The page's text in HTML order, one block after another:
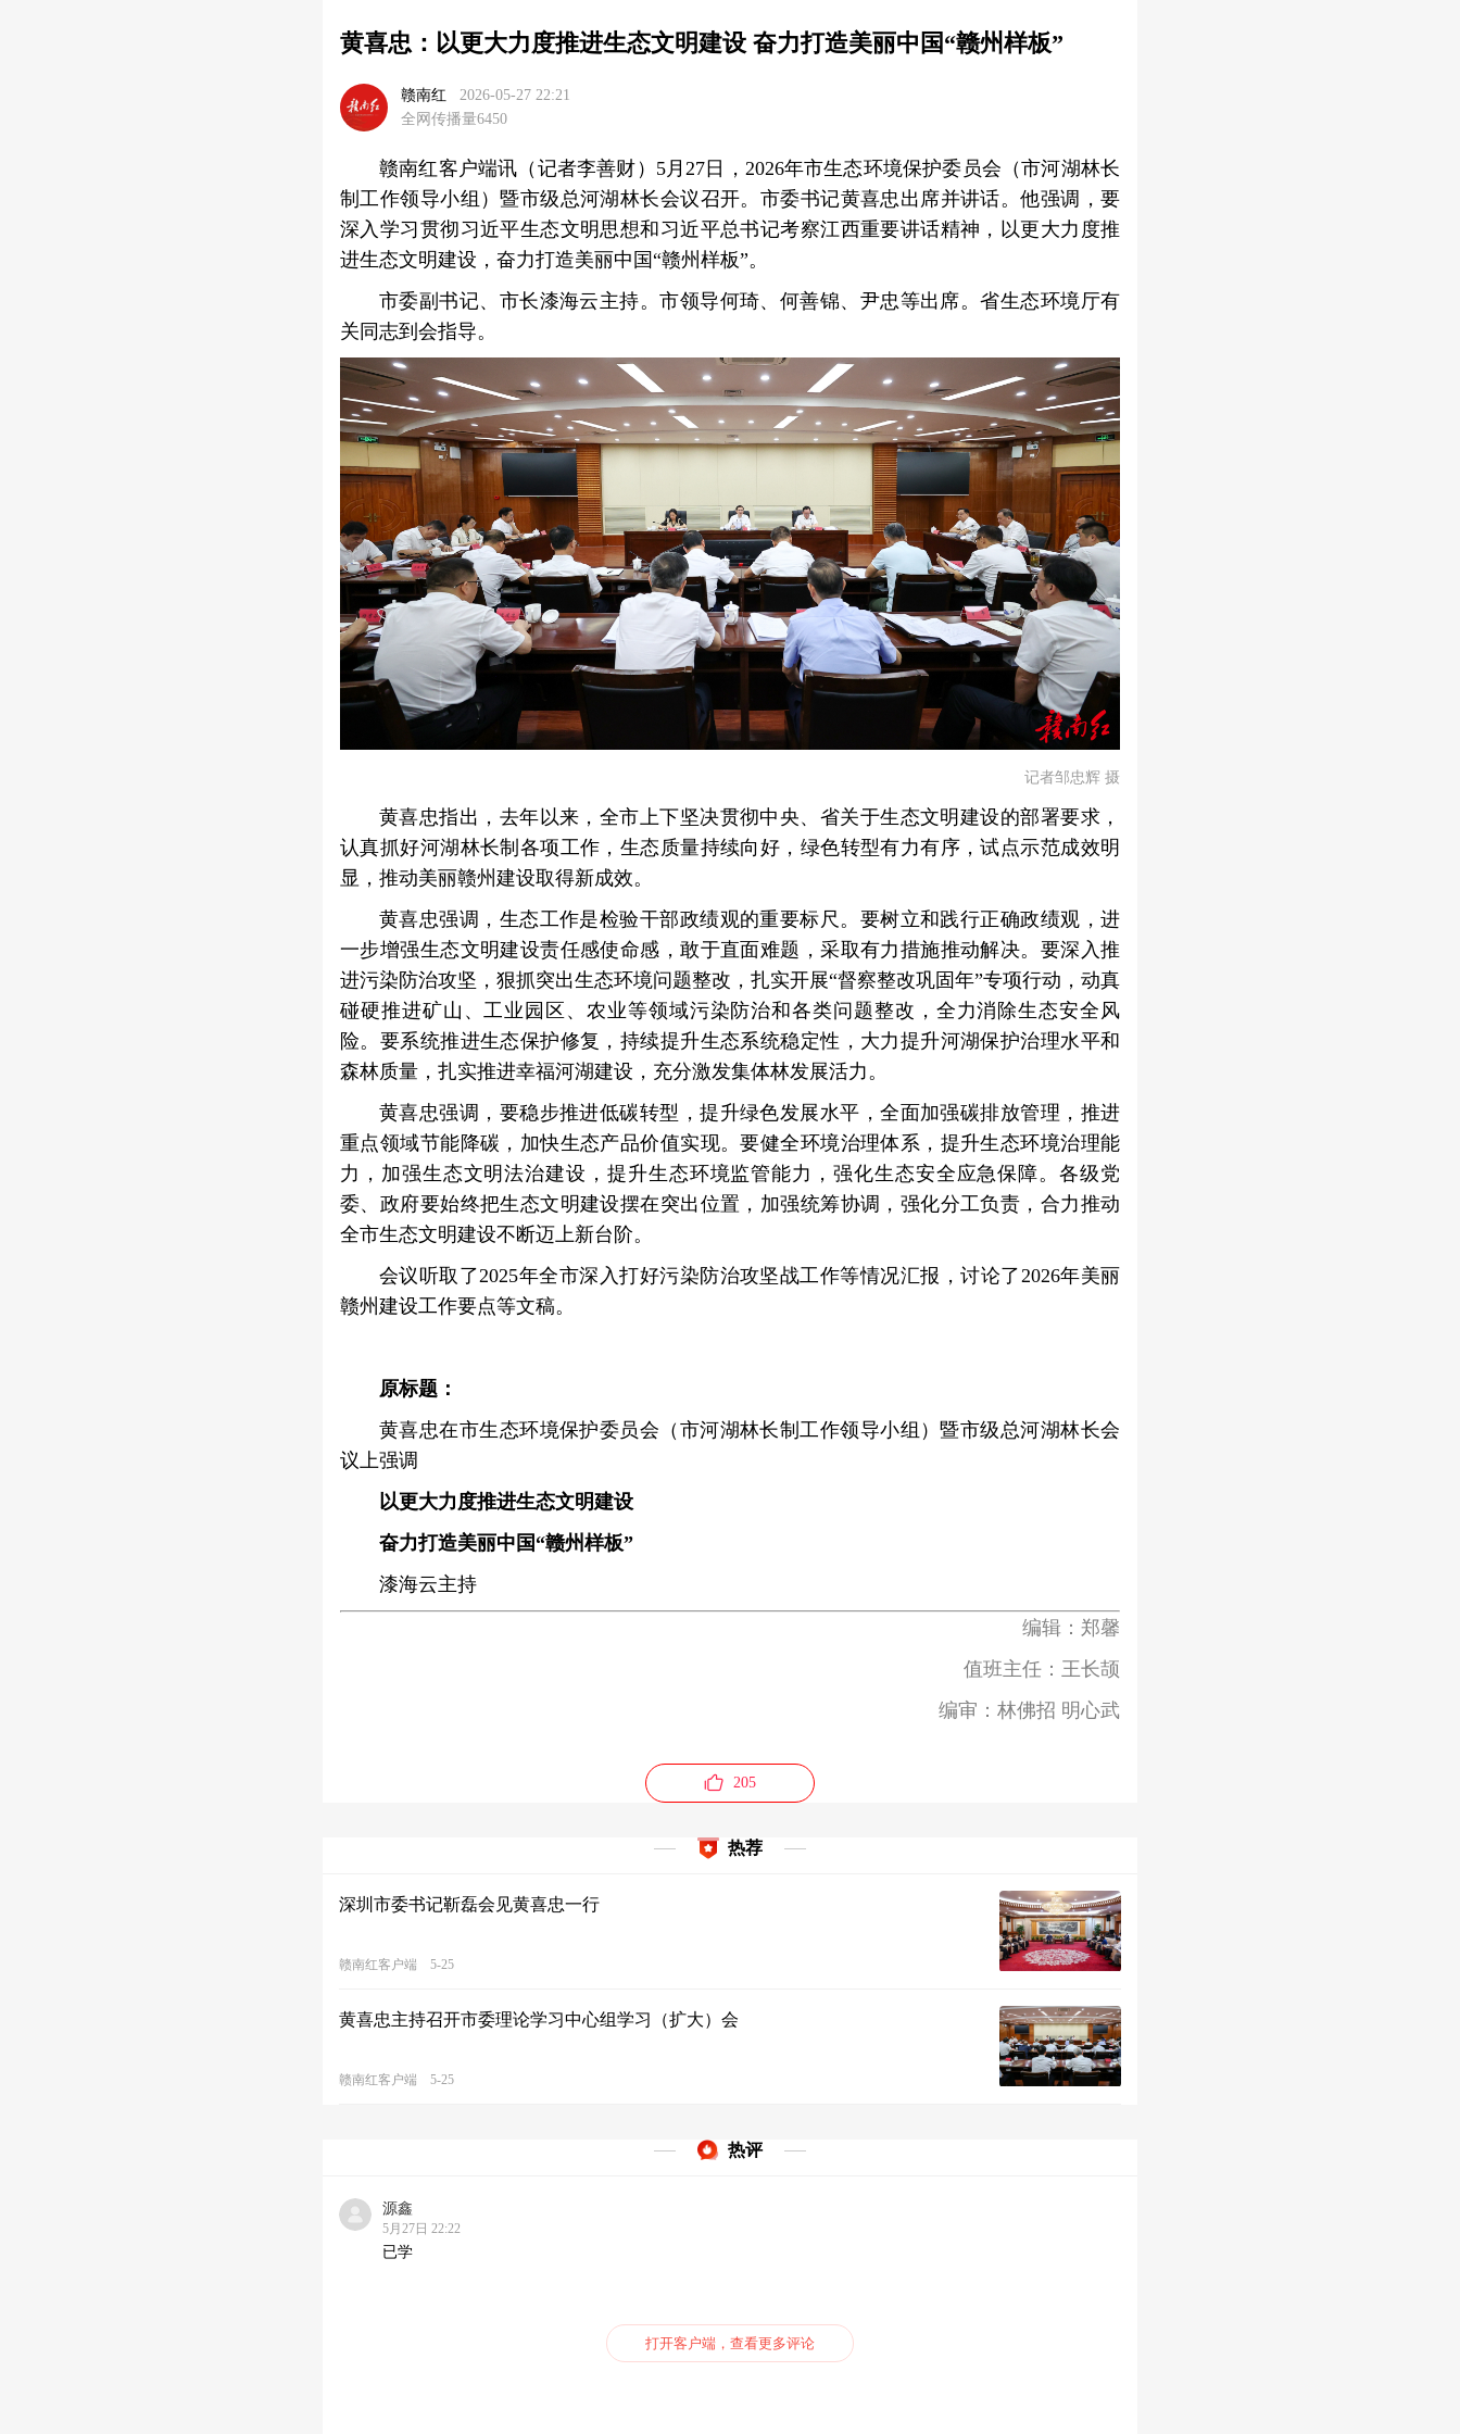
黄喜忠：以更大力度推进生态文明建设 奋力打造美丽中国“赣州样板”
赣南红
2026-05-27 22:21
全网传播量6450
赣南红客户端讯（记者李善财）5月27日，2026年市生态环境保护委员会（市河湖林长
制工作领导小组）暨市级总河湖林长会议召开。市委书记黄喜忠出席并讲话。他强调，要
深入学习贯彻习近平生态文明思想和习近平总书记考察江西重要讲话精神，以更大力度推
进生态文明建设，奋力打造美丽中国“赣州样板”。
市委副书记、市长漆海云主持。市领导何琦、何善锦、尹忠等出席。省生态环境厅有
关同志到会指导。
记者邹忠辉 摄
黄喜忠指出，去年以来，全市上下坚决贯彻中央、省关于生态文明建设的部署要求，
认真抓好河湖林长制各项工作，生态质量持续向好，绿色转型有力有序，试点示范成效明
显，推动美丽赣州建设取得新成效。
黄喜忠强调，生态工作是检验干部政绩观的重要标尺。要树立和践行正确政绩观，进
一步增强生态文明建设责任感使命感，敢于直面难题，采取有力措施推动解决。要深入推
进污染防治攻坚，狠抓突出生态环境问题整改，扎实开展“督察整改巩固年”专项行动，动真
碰硬推进矿山、工业园区、农业等领域污染防治和各类问题整改，全力消除生态安全风
险。要系统推进生态保护修复，持续提升生态系统稳定性，大力提升河湖保护治理水平和
森林质量，扎实推进幸福河湖建设，充分激发集体林发展活力。
黄喜忠强调，要稳步推进低碳转型，提升绿色发展水平，全面加强碳排放管理，推进
重点领域节能降碳，加快生态产品价值实现。要健全环境治理体系，提升生态环境治理能
力，加强生态文明法治建设，提升生态环境监管能力，强化生态安全应急保障。各级党
委、政府要始终把生态文明建设摆在突出位置，加强统筹协调，强化分工负责，合力推动
全市生态文明建设不断迈上新台阶。
会议听取了2025年全市深入打好污染防治攻坚战工作等情况汇报，讨论了2026年美丽
赣州建设工作要点等文稿。
原标题：
黄喜忠在市生态环境保护委员会（市河湖林长制工作领导小组）暨市级总河湖林长会
议上强调
以更大力度推进生态文明建设
奋力打造美丽中国“赣州样板”
漆海云主持
编辑：郑馨
值班主任：王长颉
编审：林佛招 明心武
205
热荐
深圳市委书记靳磊会见黄喜忠一行
赣南红客户端 5-25
​黄喜忠主持召开市委理论学习中心组学习（扩大）会
赣南红客户端 5-25
热评
源鑫
5月27日 22:22
已学
打开客户端，查看更多评论